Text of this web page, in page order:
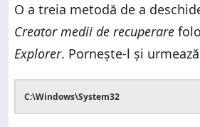
O a treia metodă de a
Creator medii de recuperare
Explorer. Pornește-l și
C:\Windows\System32